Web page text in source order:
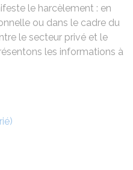
le harcèlement : en
ou dans le cadre du
le secteur privé et le
les informations à